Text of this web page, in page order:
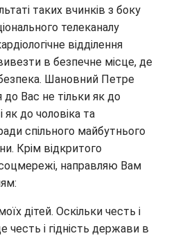
таких вчинків з боку
телеканалу
відділення
в безпечне місце, де
Шановний Петре
Вас не тільки як до
як до чоловіка та
спільного майбутнього
Крім відкритого
направляю Вам
дітей. Оскільки честь і
честь і гідність держави в